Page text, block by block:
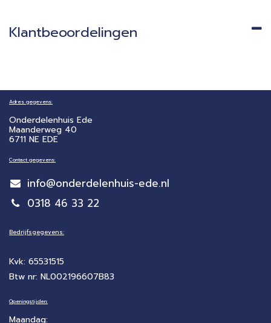
Klantbeoordelingen
Adres gegevens:
Onderdelenhuis Ede
Maanderweg 40
6711 NE EDE
Contact gegevens:
info@onderdelenhuis-ede.nl
0318 46 33 22
Bedrijfsgegevens:
Kvk: 65531515
Btw nr: NL002196607B83
Openingstijden:
Maandag: